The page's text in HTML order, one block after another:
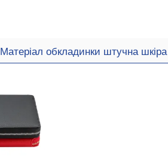
Матеріал обкладинки штучна шкіра